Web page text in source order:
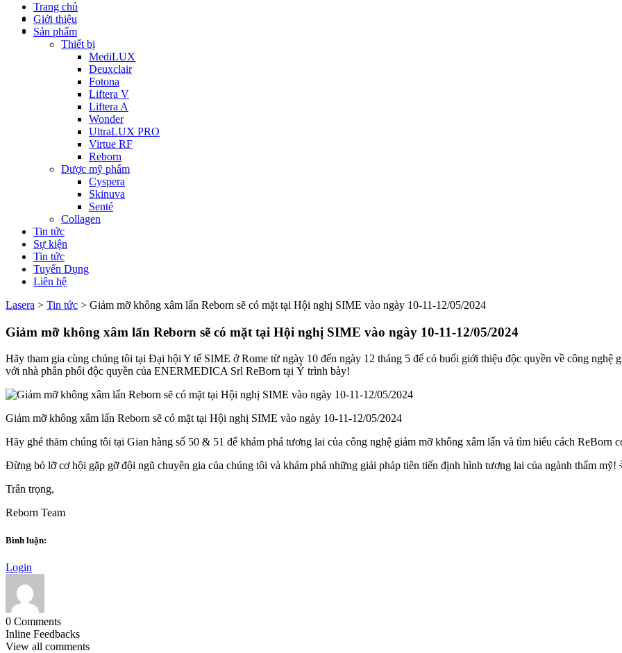
Trang chủ
Giới thiệu
Sản phẩm
Thiết bị
MediLUX
Deuxclair
Fotona
Liftera V
Liftera A
Wonder
UltraLUX PRO
Virtue RF
Reborn
Dược mỹ phẩm
Cyspera
Skinuva
Senté
Collagen
Tin tức
Sự kiện
Tin tức
Tuyển Dụng
Liên hệ
Lasera > Tin tức > Giảm mỡ không xâm lấn Reborn sẽ có mặt tại Hội nghị SIME vào ngày 10-11-12/05/2024
Giảm mỡ không xâm lấn Reborn sẽ có mặt tại Hội nghị SIME vào ngày 10-11-12/05/2024
Hãy tham gia cùng chúng tôi tại Đại hội Y tế SIME ở Rome từ ngày 10 đến ngày 12 tháng 5 để có buổi giới thiệu độc quyền về công nghệ
với nhà phân phối độc quyền của ENERMEDICA Srl ReBorn tại Ý trình bày!
Giảm mỡ không xâm lấn Reborn sẽ có mặt tại Hội nghị SIME vào ngày 10-11-12/05/2024
Hãy ghé thăm chúng tôi tại Gian hàng số 50 & 51 để khám phá tương lai của công nghệ giảm mỡ không xâm lấn và tìm hiểu cách ReBorn
Đừng bỏ lỡ cơ hội gặp gỡ đội ngũ chuyên gia của chúng tôi và khám phá những giải pháp tiên tiến định hình tương lai của ngành thẩm mỹ!
Trân trọng,
Reborn Team
Bình luận:
Login
0 Comments
Inline Feedbacks
View all comments